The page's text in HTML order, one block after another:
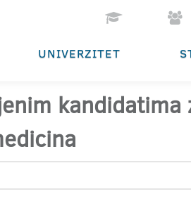
UNIVERZITET
kandidatima